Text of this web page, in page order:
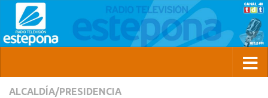
ALCALDÍA/PRESIDENCIA